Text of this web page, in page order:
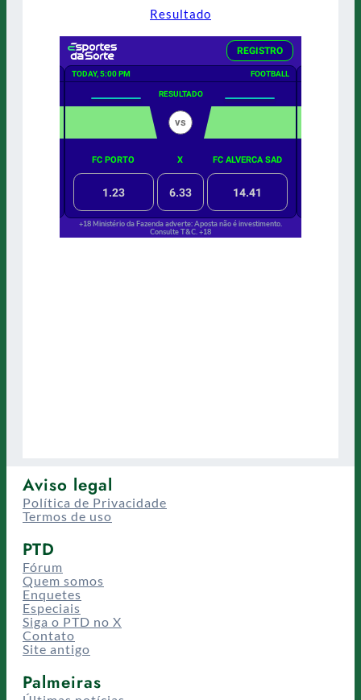
Resultado
Aviso legal
Política de Privacidade
Termos de uso
PTD
Fórum
Quem somos
Enquetes
Especiais
Siga o PTD no X
Contato
Site antigo
Palmeiras